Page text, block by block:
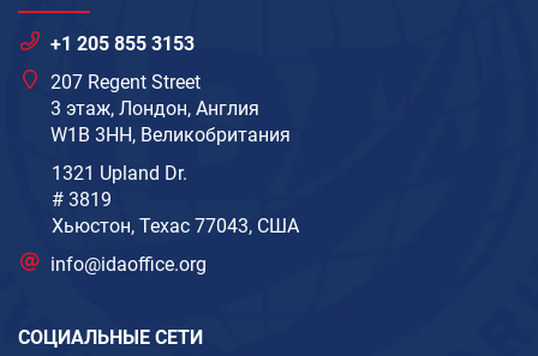
+1 205 855 3153
207 Regent Street
3 этаж, Лондон, Англия
W1B 3HH, Великобритания
1321 Upland Dr.
# 3819
Хьюстон, Техас 77043, США
info@idaoffice.org
СОЦИАЛЬНЫЕ СЕТИ